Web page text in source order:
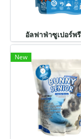
อัลฟาฟ่าซูเปอร์พ
New